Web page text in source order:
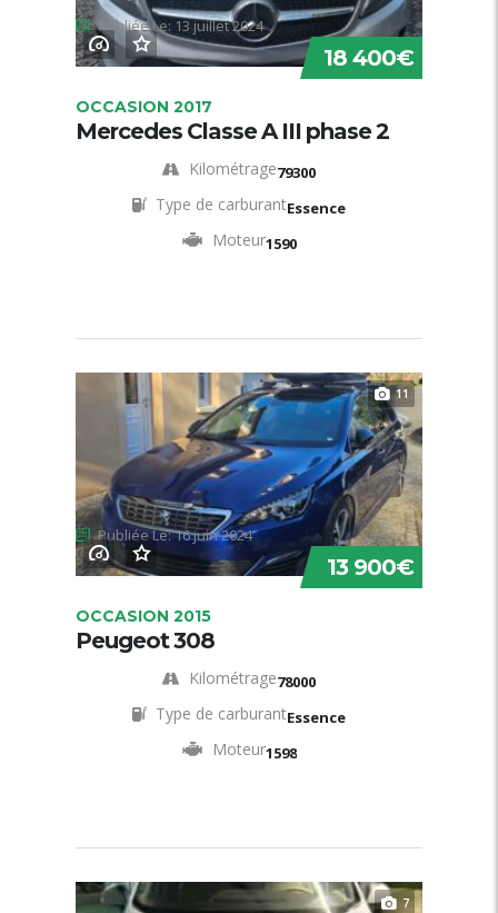
Publiée Le: 13 juillet 2024
18 400€
OCCASION 2017
Mercedes Classe A III phase 2
Kilométrage79300
Type de carburantEssence
Moteur1590
11
Publiée Le: 16 juin 2024
13 900€
OCCASION 2015
Peugeot 308
Kilométrage78000
Type de carburantEssence
Moteur1598
7